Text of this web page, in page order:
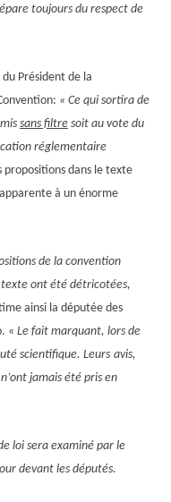
toujours du respect de
Président de la
: « Ce qui sortira de
sans filtre soit au vote du
réglementaire
propositions dans le texte
à un énorme
de la convention
texte ont été détricotées,
ainsi la députée des
« Le fait marquant, lors de
scientifique. Leurs avis,
jamais été pris en
loisera examiné par le
devant les députés.